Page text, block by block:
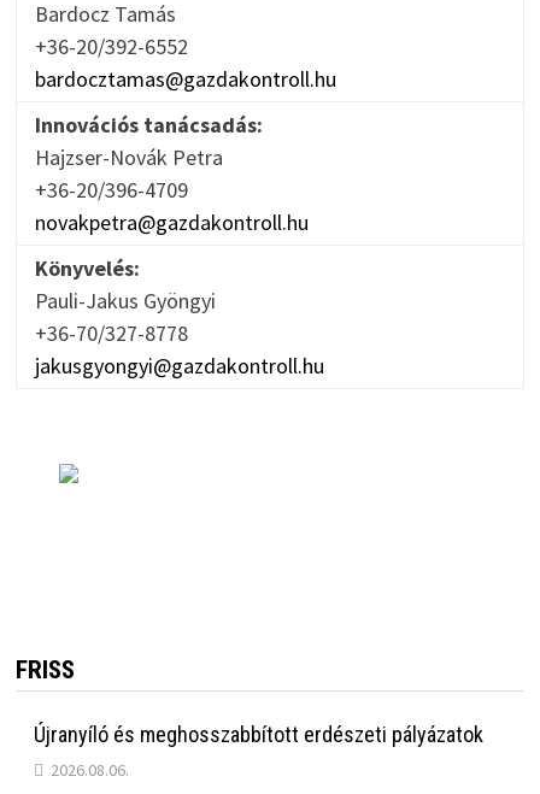
Bardocz Tamás
+36-20/392-6552
bardocztamas@gazdakontroll.hu
Innovációs tanácsadás:
Hajzser-Novák Petra
+36-20/396-4709
novakpetra@gazdakontroll.hu
Könyvelés:
Pauli-Jakus Gyöngyi
+36-70/327-8778
jakusgyongyi@gazdakontroll.hu
FRISS
Újranyíló és meghosszabbított erdészeti pályázatok
2026.08.06.